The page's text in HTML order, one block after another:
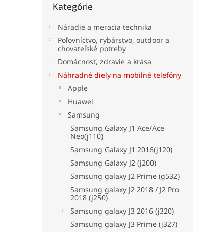
kategórie
Kategórie
Náradie a meracia technika
Poľovníctvo, rybárstvo, outdoor a
chovateľské potreby
Domácnosť, zdravie a krása
Náhradné diely na mobilné telefóny
Apple
Huawei
Samsung
Samsung Galaxy J1 Ace/Ace
Neo(j110)
Samsung Galaxy J1 2016(j120)
Samsung Galaxy J2 (j200)
Samsung galaxy J2 Prime (g532)
Samsung galaxy J2 2018 / J2 Pro
2018 (j250)
Samsung galaxy J3 2016 (j320)
Samsung galaxy J3 Prime (j327)